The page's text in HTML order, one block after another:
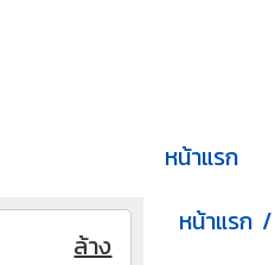
หน้าแรก
หน้าแรก
ล้าง